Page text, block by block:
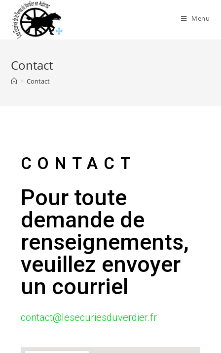
Menu
Contact
> Contact
CONTACT
Pour toute
demande de
renseignements,
veuillez envoyer
un courriel
contact@lesecuriesduverdier.fr